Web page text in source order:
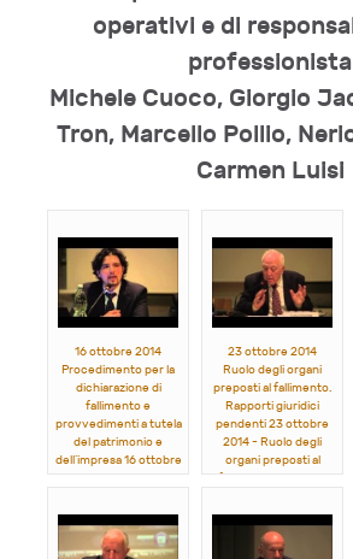
operativi e di
professionista
Michele Cuoco, Giorgio
Tron, Marcello Pollio,
Carmen Luisi
16 ottobre 2014
Procedimento per la
dichiarazione di
fallimento e
provvedimenti a tutela
del patrimonio e
dell’impresa 16 ottobre
fallimento e
provvedimenti a tutela
del patrimonio e
23 ottobre 2014
Ruolo degli organi
preposti al fallimento.
Rapporti giuridici
pendenti 23 ottobre
2014 - Ruolo degli
organi preposti al
fallimento. Rapporti
Michele Cuoco, Carlo
Di Nanni, Augusta
Dramisino, Francesco